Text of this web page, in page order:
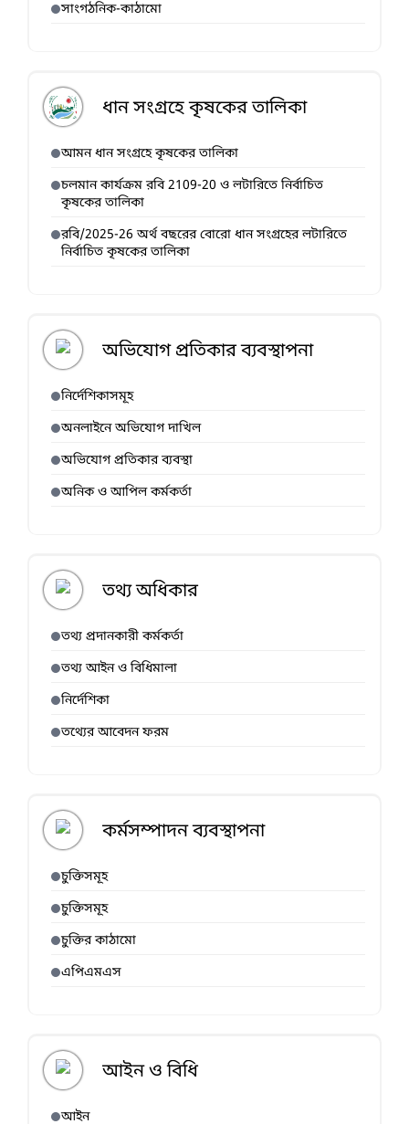
সাংগঠনিক-কাঠামো
ধান সংগ্রহে কৃষকের তালিকা
আমন ধান সংগ্রহে কৃষকের তালিকা
চলমান কার্যক্রম রবি 2109-20 ও লটারিতে নির্বাচিত
কৃষকের তালিকা
রবি/2025-26 অর্থ বছরের বোরো ধান সংগ্রহের লটারিতে
নির্বাচিত কৃষকের তালিকা
অভিযোগ প্রতিকার ব্যবস্থাপনা
নির্দেশিকাসমূহ
অনলাইনে অভিযোগ দাখিল
অভিযোগ প্রতিকার ব্যবস্থা
অনিক ও আপিল কর্মকর্তা
তথ্য অধিকার
তথ্য প্রদানকারী কর্মকর্তা
তথ্য আইন ও বিধিমালা
নির্দেশিকা
তথ্যের আবেদন ফরম
কর্মসম্পাদন ব্যবস্থাপনা
চুক্তিসমূহ
চুক্তিসমূহ
চুক্তির কাঠামো
এপিএমএস
আইন ও বিধি
আইন